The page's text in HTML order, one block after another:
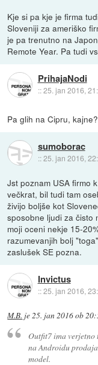
Kje si pa kje je firma
Sloveniji za ameriško
je pa trenutno na
Remote Year. Pa tudi
PrihajaNodi
::25. jan 2016,
Pa glih na Cipru, kajne?
sumoborac
::25. jan 2016,
Jst poznam USA firmo
večkrat, bil tudi tam
živijo boljše kot
sposobne ljudi za čisto
moji oceni nekje 15-
razumevanjih bolj
zaslušek SE pozna.
Invictus
::25. jan 2016,
M.B. je25. jan 2016 ob
Outfit7 ima verjetno
na Androidu
model.